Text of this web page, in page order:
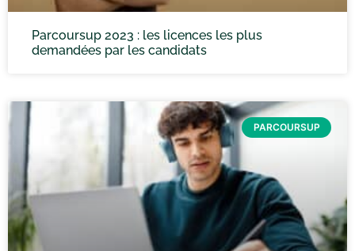
Parcoursup 2023 : les licences les plus
demandées par les candidats
PARCOURSUP